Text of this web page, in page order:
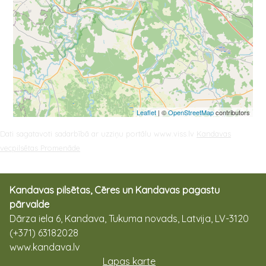
Leaflet | ©OpenStreetMapcontributors
Dati sagatavoti sadarbībā ar uzziņu portālu www.viss.lv Kandavas
vecpilsētas Promenāde
Kandavas pilsētas, Cēres un Kandavas pagastu
pārvalde
Dārza iela 6, Kandava, Tukuma novads, Latvija, LV-3120
(+371) 63182028
www.kandava.lv
Lapas karte